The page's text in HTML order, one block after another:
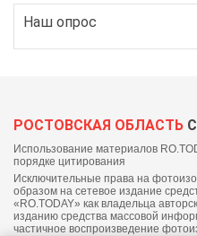
Наш опрос
РОСТОВСКАЯ ОБЛАСТЬ
Использование материалов
порядке цитирования
Исключительные права на
образом на сетевое издание
«RO.TODAY» как владельца
изданию средства массовой
частичное воспроизведение